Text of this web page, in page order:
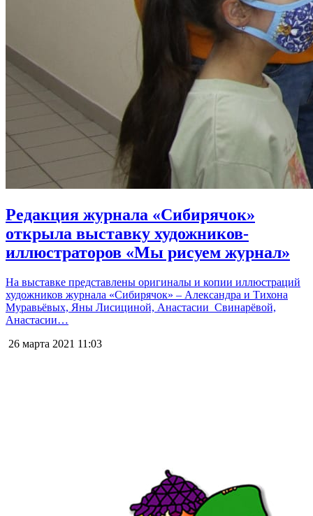
Редакция журнала «Сибирячок»
открыла выставку художников-
иллюстраторов «Мы рисуем журнал»
На выставке представлены оригиналы и копии иллюстраций
художников журнала «Сибирячок» – Александра и Тихона
Муравьёвых, Яны Лисициной, Анастасии Свинарёвой,
Анастасии…
26 марта 2021 11:03